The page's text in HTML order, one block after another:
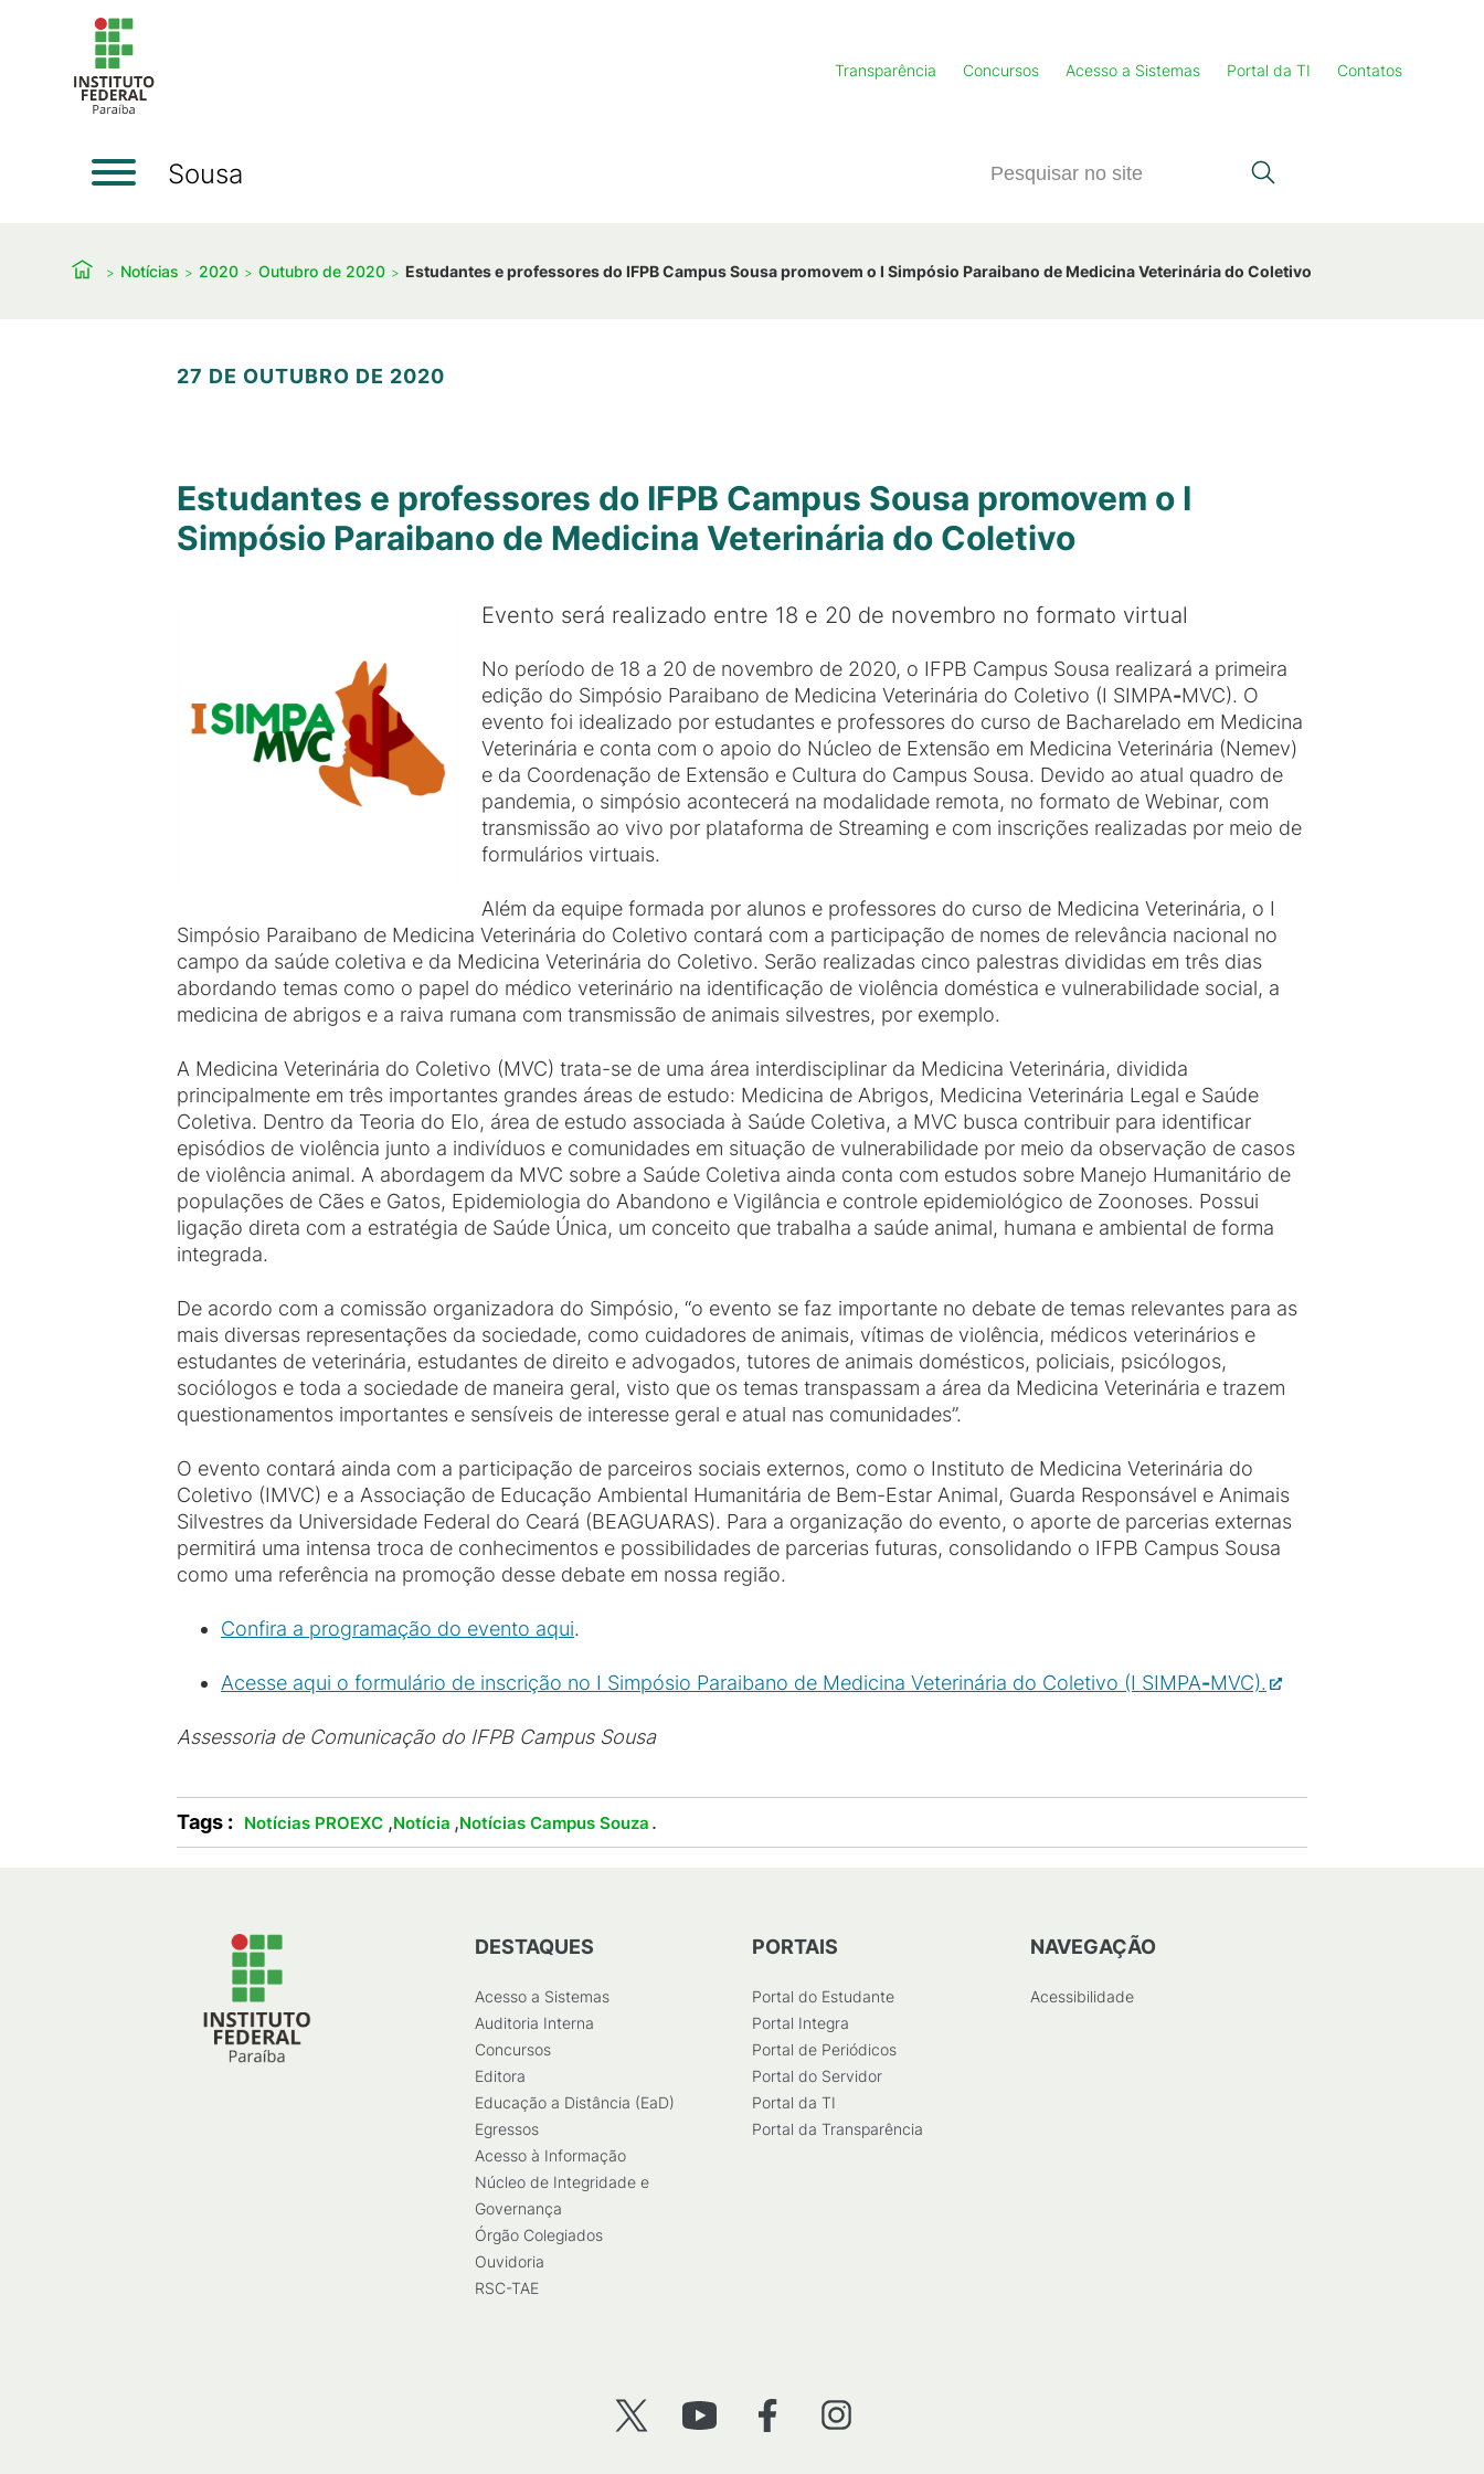
Transparência Concursos Acesso a Sistemas Portal da TI Contatos
Sousa
Notícias 2020 Outubro de 2020 Estudantes e professores do IFPB Campus Sousa promovem o I Simpósio Paraibano de Medicina Veterinária do Coletivo
27 DE OUTUBRO DE 2020
Estudantes e professores do IFPB Campus Sousa promovem o I
Simpósio Paraibano de Medicina Veterinária do Coletivo
Evento será realizado entre 18 e 20 de novembro no formato virtual
No período de 18 a 20 de novembro de 2020, o IFPB Campus Sousa realizará a primeira
edição do Simpósio Paraibano de Medicina Veterinária do Coletivo (I SIMPA-MVC). O
evento foi idealizado por estudantes e professores do curso de Bacharelado em Medicina
Veterinária e conta com o apoio do Núcleo de Extensão em Medicina Veterinária (Nemev)
e da Coordenação de Extensão e Cultura do Campus Sousa. Devido ao atual quadro de
pandemia, o simpósio acontecerá na modalidade remota, no formato de Webinar, com
transmissão ao vivo por plataforma de Streaming e com inscrições realizadas por meio de
formulários virtuais.
Além da equipe formada por alunos e professores do curso de Medicina Veterinária, o I
Simpósio Paraibano de Medicina Veterinária do Coletivo contará com a participação de nomes de relevância nacional no
campo da saúde coletiva e da Medicina Veterinária do Coletivo. Serão realizadas cinco palestras divididas em três dias
abordando temas como o papel do médico veterinário na identificação de violência doméstica e vulnerabilidade social, a
medicina de abrigos e a raiva rumana com transmissão de animais silvestres, por exemplo.
A Medicina Veterinária do Coletivo (MVC) trata-se de uma área interdisciplinar da Medicina Veterinária, dividida
principalmente em três importantes grandes áreas de estudo: Medicina de Abrigos, Medicina Veterinária Legal e Saúde
Coletiva. Dentro da Teoria do Elo, área de estudo associada à Saúde Coletiva, a MVC busca contribuir para identificar
episódios de violência junto a indivíduos e comunidades em situação de vulnerabilidade por meio da observação de casos
de violência animal. A abordagem da MVC sobre a Saúde Coletiva ainda conta com estudos sobre Manejo Humanitário de
populações de Cães e Gatos, Epidemiologia do Abandono e Vigilância e controle epidemiológico de Zoonoses. Possui
ligação direta com a estratégia de Saúde Única, um conceito que trabalha a saúde animal, humana e ambiental de forma
integrada.
De acordo com a comissão organizadora do Simpósio, “o evento se faz importante no debate de temas relevantes para as
mais diversas representações da sociedade, como cuidadores de animais, vítimas de violência, médicos veterinários e
estudantes de veterinária, estudantes de direito e advogados, tutores de animais domésticos, policiais, psicólogos,
sociólogos e toda a sociedade de maneira geral, visto que os temas transpassam a área da Medicina Veterinária e trazem
questionamentos importantes e sensíveis de interesse geral e atual nas comunidades”.
O evento contará ainda com a participação de parceiros sociais externos, como o Instituto de Medicina Veterinária do
Coletivo (IMVC) e a Associação de Educação Ambiental Humanitária de Bem-Estar Animal, Guarda Responsável e Animais
Silvestres da Universidade Federal do Ceará (BEAGUARAS). Para a organização do evento, o aporte de parcerias externas
permitirá uma intensa troca de conhecimentos e possibilidades de parcerias futuras, consolidando o IFPB Campus Sousa
como uma referência na promoção desse debate em nossa região.
Confira a programação do evento aqui.
Acesse aqui o formulário de inscrição no I Simpósio Paraibano de Medicina Veterinária do Coletivo (I SIMPA-MVC).
Assessoria de Comunicação do IFPB Campus Sousa
Tags : Notícias PROEXC ,Notícia ,Notícias Campus Souza .
DESTAQUES
Acesso a Sistemas
Auditoria Interna
Concursos
Editora
Educação a Distância (EaD)
Egressos
Acesso à Informação
Núcleo de Integridade e
Governança
Órgão Colegiados
Ouvidoria
RSC-TAE
PORTAIS
Portal do Estudante
Portal Integra
Portal de Periódicos
Portal do Servidor
Portal da TI
Portal da Transparência
NAVEGAÇÃO
Acessibilidade